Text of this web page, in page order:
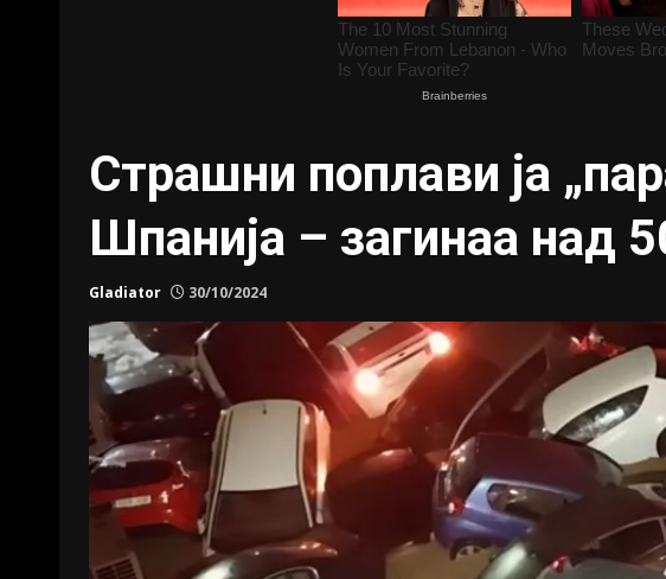
Страшни поплави ја
Шпанија – загинаа над
Gladiator 30/10/2024